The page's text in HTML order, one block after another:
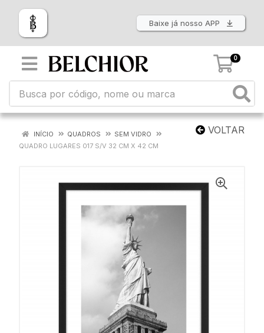
Baixe já nosso APP
0
VOLTAR
INÍCIO QUADROS
SEM VIDRO
QUADRO LUGARES 017 S/V 32 CM X 42 CM